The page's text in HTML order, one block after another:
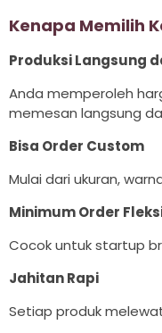
Kenapa Memilih
Produksi Langsung
Anda memperoleh
memesan langsung
Bisa Order Custom
Mulai dari ukuran,
Minimum Order
Cocok untuk startup
Jahitan Rapi
Setiap produk